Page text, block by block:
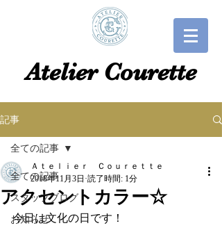
​​Atelier Courette​
記事
全ての記事
スタッフブログ
お知らせ
全ての記事
アクセントカラー☆
Ａｔｅｌｉｅｒ Ｃｏｕｒｅｔｔｅ
2018年11月3日 読了時間: 1分
今日は文化の日です！